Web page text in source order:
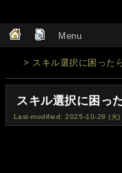
Menu
> スキル選択に困った
スキル選択に困っ
Last-modified: 2025-10-28 (火